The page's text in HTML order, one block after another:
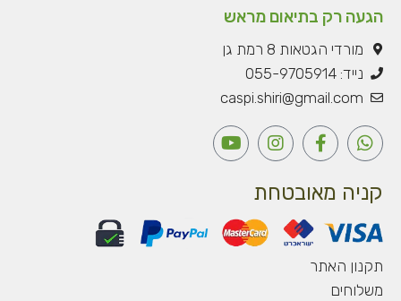
הגעה רק בתיאום מראש
מורדי הגטאות 8 רמת גן
נייד: 055-9705914
caspi.shiri@gmail.com
W
h
t
s
a
p
p
F
a
e
b
o
o
k
-
I
n
t
a
g
Y
o
b
e
קניה מאובטחת
תקנון האתר
משלוחים